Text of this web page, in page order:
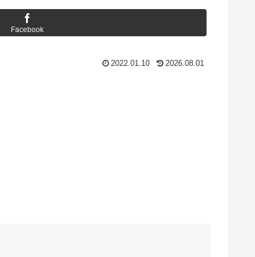
Facebook
2022.01.10 2026.08.01